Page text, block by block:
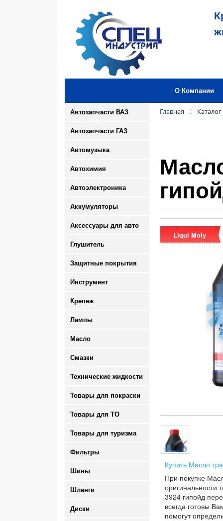
О Компании
Автозапчасти ВАЗ
Автозапчасти ГАЗ
Автомузыка
Автохимия
Автоэлектроника
Аккумуляторы
Аксессуары для авто
Глушитель
Защитные покрытия
Инструмент
Крепеж
Лампы
Масло
Смазки
Технические жидкости
Товары для покраски
Товары для ТО
Товары для туризма
Фильтры
Шины
Шланги
Диски
Главная Каталог
Liqui Moly
Купить Масло
При покупке
оригинальности
3924 гипойд
всегда готовы
помогут